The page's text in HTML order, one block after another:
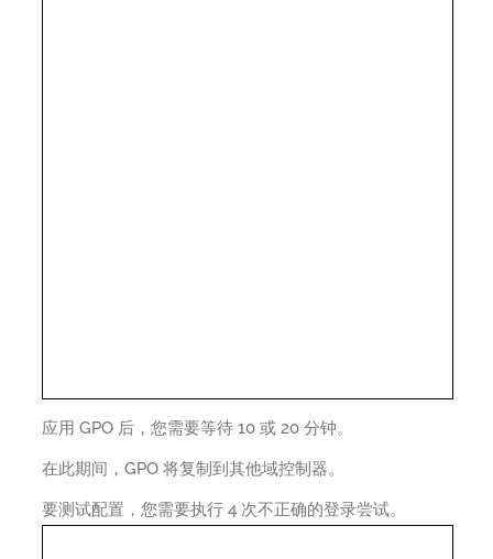
应用 GPO 后，您需要等待 10 或 20 分钟。
在此期间，GPO 将复制到其他域控制器。
要测试配置，您需要执行 4 次不正确的登录尝试。